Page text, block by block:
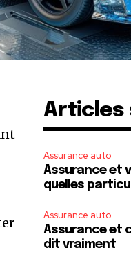
Articles
Assurance auto
Assurance et
quelles
Assurance auto
Assurance et
dit vraiment